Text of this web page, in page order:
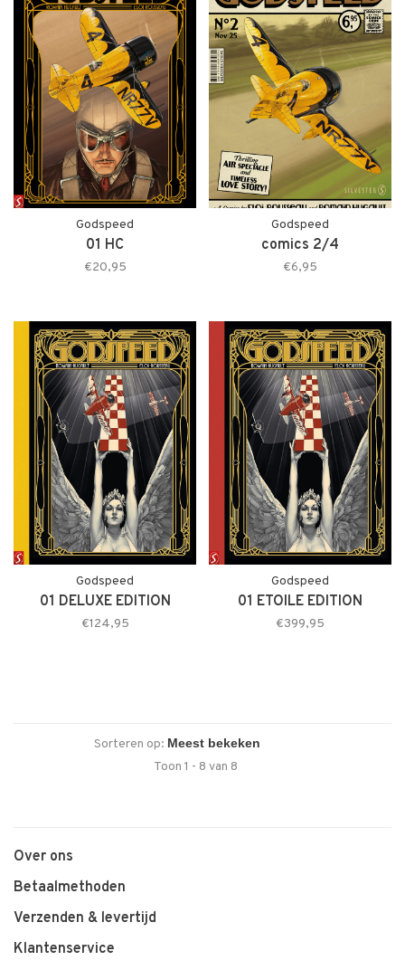
Godspeed
01 HC
€20,95
Godspeed
comics 2/4
€6,95
Godspeed
01 DELUXE EDITION
€124,95
Godspeed
01 ETOILE EDITION
€399,95
Sorteren op:
Toon 1 - 8 van 8
Over ons
Betaalmethoden
Verzenden & levertijd
Klantenservice